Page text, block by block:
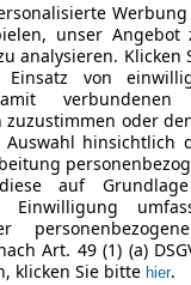
unser Angebot
analysieren. Klicken
von
verbundenen
zuzustimmen oder
hinsichtlich
auf
Einwilligung
Art. 49 (1) (a)
klicken Sie bitte hier.